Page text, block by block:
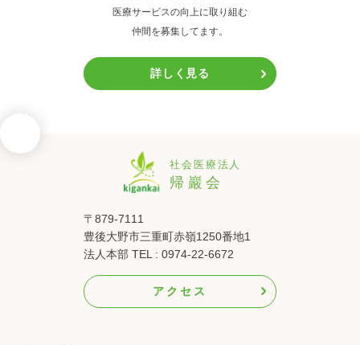
医療サービスの向上に取り組む
仲間を募集してます。
詳しく見る
〒879-7111
豊後大野市三重町赤嶺1250番地1
法人本部 TEL : 0974-22-6672
アクセス